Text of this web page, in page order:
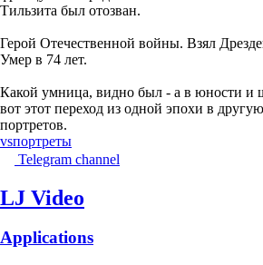
Тильзита был отозван.
Герой Отечественной войны. Взял
Умер в 74 лет.
Какой умница, видно был - а в юности и
вот этот переход из одной эпохи в
портретов.
vsпортреты
Telegram channel
LJ Video
Applications